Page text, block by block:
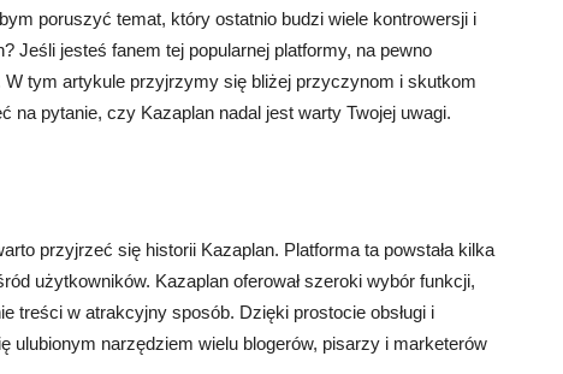
poruszyć temat, który ostatnio budzi wiele kontrowersji i
Jeśli jesteś fanem tej popularnej platformy, na pewno
W tym artykule przyjrzymy się bliżej przyczynom i skutkom
na pytanie, czy Kazaplan nadal jest warty Twojej uwagi.
przyjrzeć się historii Kazaplan. Platforma ta powstała kilka
użytkowników. Kazaplan oferował szeroki wybór funkcji,
treści w atrakcyjny sposób. Dzięki prostocie obsługi i
ulubionym narzędziem wielu blogerów, pisarzy i marketerów